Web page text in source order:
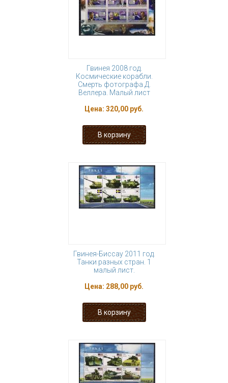
Гвинея 2008 год.
Космические корабли.
Смерть фотографа Д.
Веллера. Малый лист
Цена: 320,00 руб.
Гвинея-Биссау 2011 год.
Танки разных стран. 1
малый лист.
Цена: 288,00 руб.